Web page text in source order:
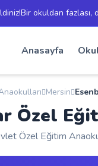
okuldan fazlası,
Anasayfa
Mersin
Özel
Özel Eğitim